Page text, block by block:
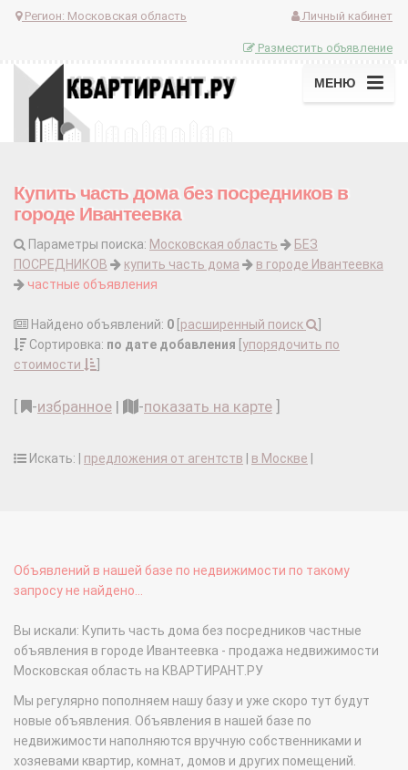
Регион: Московская область Личный кабинет
Разместить объявление
МЕНЮ
Купить часть дома без посредников в
городе Ивантеевка
Параметры поиска: Московская область
БЕЗ
ПОСРЕДНИКОВ
купить часть дома
в городе Ивантеевка
частные объявления
Найдено объявлений: 0 расширенный поиск
Сортировка: по дате добавления упорядочить по
стоимости
-избранное | -показать на карте
Искать: | предложения от агентств в Москве
Объявлений в нашей базе по недвижимости по такому
запросу не найдено...
Вы искали: Купить часть дома без посредников частные
объявления в городе Ивантеевка - продажа недвижимости
Московская область на КВАРТИРАНТ.РУ
Мы регулярно пополняем нашу базу и уже скоро тут будут
новые объявления. Объявления в нашей базе по
недвижимости наполняются вручную собственниками и
хозяевами квартир, комнат, домов и других помещений.